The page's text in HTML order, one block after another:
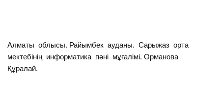
Алматы облысы. Райымбек ауданы. Сарыжаз орта
мектебінің информатика пәні мұғалімі. Орманова
Құралай.